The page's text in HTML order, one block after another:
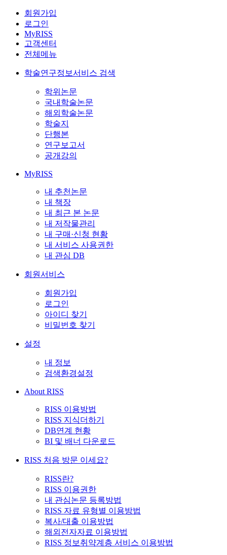
회원가입
로그인
MyRISS
고객센터
전체메뉴
학술연구정보서비스 검색
학위논문
국내학술논문
해외학술논문
학술지
단행본
연구보고서
공개강의
MyRISS
내 추천논문
내 책장
내 최근 본 논문
내 저작물관리
내 구매·신청 현황
내 서비스 사용권한
내 관심 DB
회원서비스
회원가입
로그인
아이디 찾기
비밀번호 찾기
설정
내 정보
검색환경설정
About RISS
RISS 이용방법
RISS 지식더하기
DB연계 현황
BI 및 배너 다운로드
RISS 처음 방문 이세요?
RISS란?
RISS 이용권한
내 관심논문 등록방법
RISS 자료 유형별 이용방법
복사/대출 이용방법
해외전자자료 이용방법
RISS 정보취약계층 서비스 이용방법